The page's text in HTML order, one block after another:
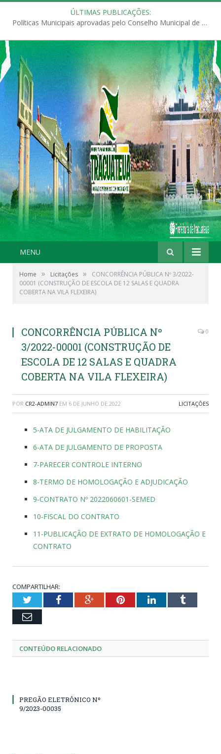
ÚLTIMAS PUBLICAÇÕES:
Políticas Municipais aprovadas pelo Conselho Municipal de Educação (CME)
MENU
Home » Licitações »
CONCORRÊNCIA PÚBLICA Nº 3/2022-
00001 (CONSTRUÇÃO DE ESCOLA DE 12 SALAS E QUADRA
COBERTA NA VILA FLEXEIRA)
CONCORRÊNCIA PÚBLICA Nº
3/2022-00001 (CONSTRUÇÃO DE
ESCOLA DE 12 SALAS E QUADRA
COBERTA NA VILA FLEXEIRA)
0
POR CR2-ADMIN7 EM 6 DE JUNHO DE 2022 LICITAÇÕES
5-ATA DE JULGAMENTO DE HABILITAÇÃO
6-ATA DE JULGAMENTO DE PROPOSTA
7-PARECER CONTROLE INTERNO
8-TERMO DE HOMOLOGAÇÃO E ADJUDICAÇÃO
9-CONTRATO Nº 2022060601-SEMED
10-FISCAL DO CONTRATO
11-PUBLICAÇÃO DE EXTRATO DE HOMOLOGAÇÃO E
CONTRATO
COMPARTILHAR:
TwitterFacebookGoogle+PinterestLinkedInTumblr
Email
CONTEÚDO RELACIONADO
PREGÃO ELETRÔNICO Nº
9/2023-00035